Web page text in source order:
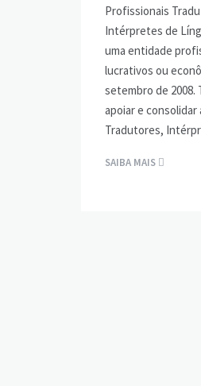
Profissionais
Intérpretes de
uma entidade
lucrativos ou
setembro de 2008.
apoiar e consolidar
Tradutores,
SAIBA MAIS